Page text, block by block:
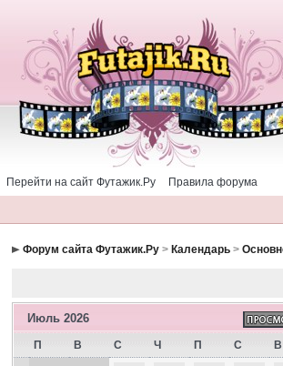
Перейти на сайт Футажик.Ру Правила форума
Форум сайта Футажик.Ру > Календарь >
Июль 2026
П В С Ч П С В